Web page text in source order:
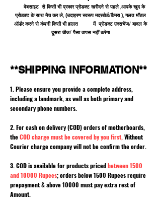
वेबसाइट से किसी भी प्रकार प्रोडक्ट खरीदने से पहले ,आपके खुद के
प्रोडक्ट के साथ मैच कर ले, (उदाहरण स्वरूप मदरबोर्ड/कैमरा ), गलत मॉडल
ऑर्डर करने से कंपनी किसी भी हालत में प्रोडक्ट एक्सचेंज/ बादल के
दूसरा चीज/ पैसा वापस नहीं करेगा
**SHIPPING INFORMATION**
1. Please ensure you provide a complete address,
including a landmark, as well as both primary and
secondary phone numbers.
2. For cash on delivery (COD) orders of motherboards,
theCOD charge must be covered by you first, Without
Courier charge company will not be confirm the order.
3. COD is available for products pricedbetween 1500
and 10000 Rupees; orders below 1500 Rupees require
prepayment & above 10000 must pay extra rest of
Amount.